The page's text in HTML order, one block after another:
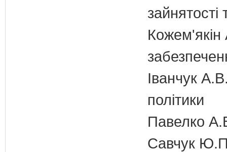
зайнятості
Кожем'якін
Іванчук
політики
Павелко
Савчук Ю.П.